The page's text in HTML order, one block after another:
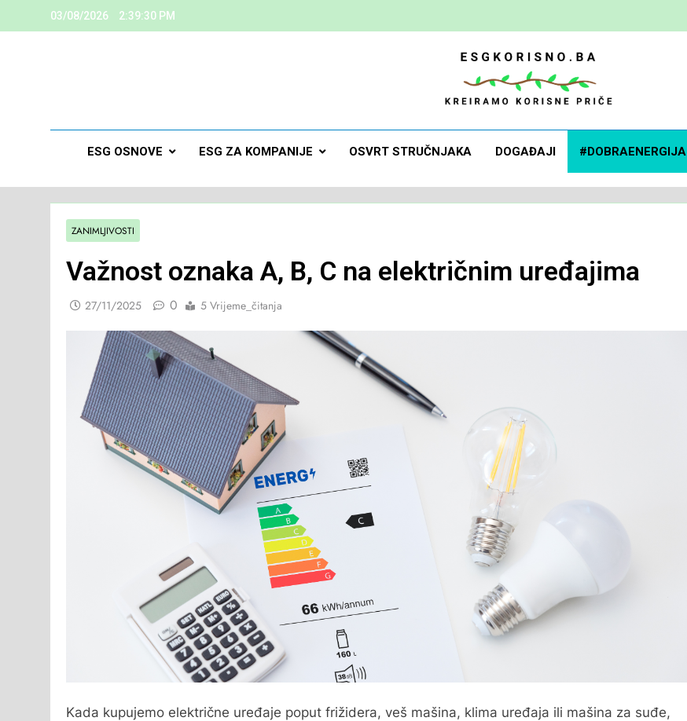
03/08/2026 2:39:31 PM
ESG Korisno
Kreiramo Korisne Priče
ESG OSNOVE ESG ZA KOMPANIJE OSVRT STRUČNJAKA DOGAĐAJI #DOBRAENERGIJA
ZANIMLJIVOSTI
Važnost oznaka A, B, C na električnim uređajima
27/11/2025 0 5 Vrijeme_čitanja
Kada kupujemo električne uređaje poput frižidera, veš mašina, klima uređaja ili mašina za suđe,